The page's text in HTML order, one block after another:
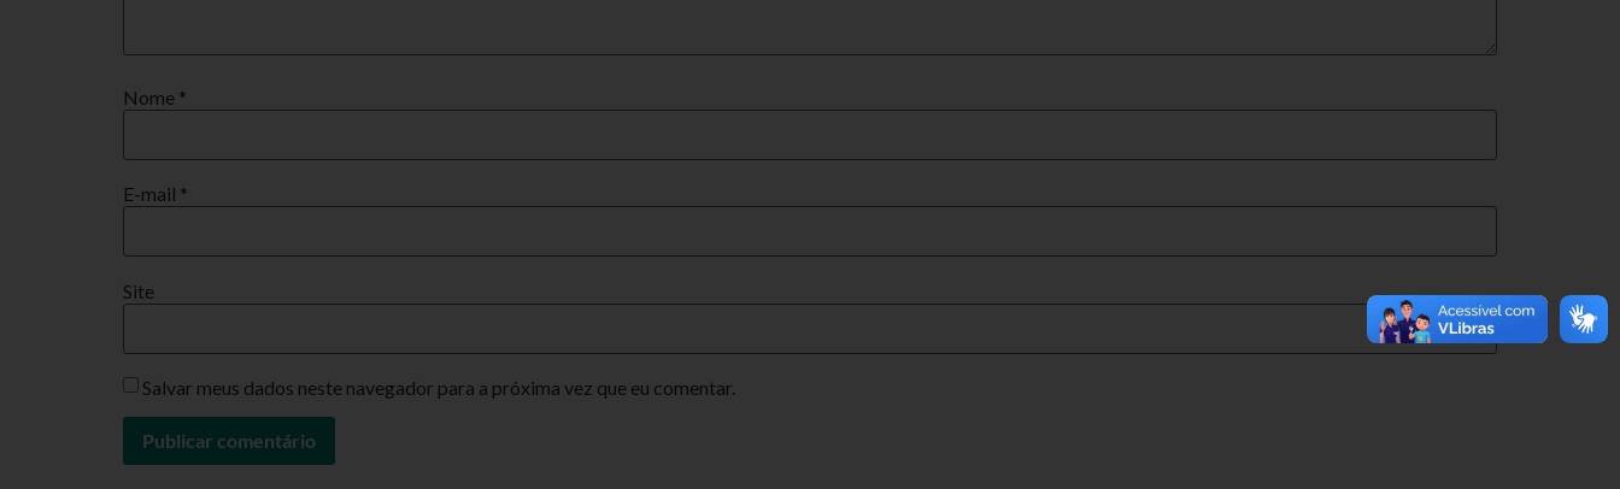
Nome *
E-mail *
Site
Salvar meus dados neste navegador para a próxima vez que eu comentar.